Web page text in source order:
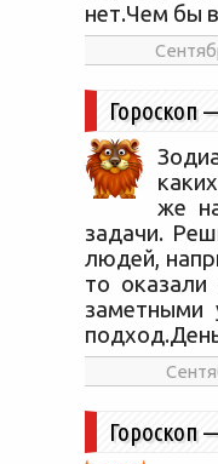
нет.Чем бы
Гороскоп
же
задачи.
людей,
то оказали
заметными
Гороскоп